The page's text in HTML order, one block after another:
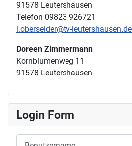
91578 Leutershausen
Telefon 09823 926721
l.oberseider@tv-leutershausen.de
Doreen Zimmermann
Kornblumenweg 11
91578 Leutershausen
Login Form